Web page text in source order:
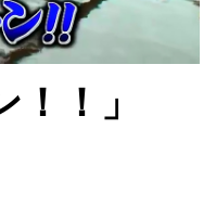
！！」